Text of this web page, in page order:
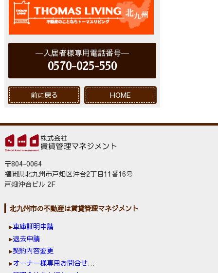
入居者様専用電話番号
0570-025-550
前に戻る HOME
〒804-0064
福岡県北九州市戸畑区沖台2丁目11番16号
戸畑沖台ビル 2F
北九州市の不動産は賃貸管理マネジメント
車庫証明申請
退去申請
契約内容変更
オーナー様専用お問合せ窓口